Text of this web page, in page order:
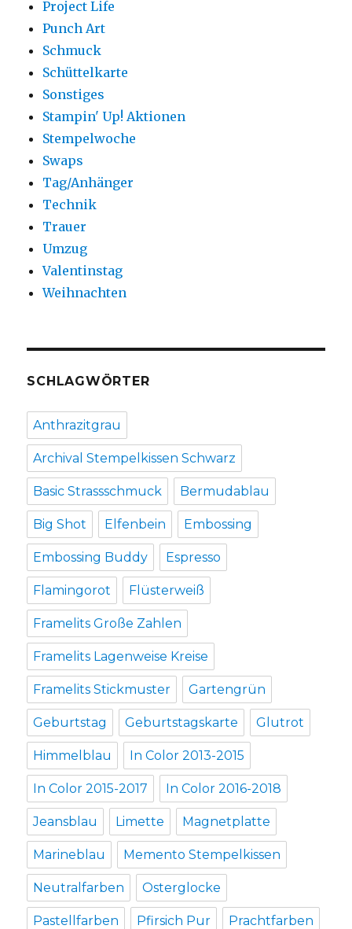
Project Life
Punch Art
Schmuck
Schüttelkarte
Sonstiges
Stampin' Up! Aktionen
Stempelwoche
Swaps
Tag/Anhänger
Technik
Trauer
Umzug
Valentinstag
Weihnachten
SCHLAGWÖRTER
Anthrazitgrau
Archival Stempelkissen Schwarz
Basic Strassschmuck Bermudablau
Big Shot Elfenbein Embossing
Embossing Buddy Espresso
Flamingorot Flüsterweiß
Framelits Große Zahlen
Framelits Lagenweise Kreise
Framelits Stickmuster Gartengrün
Geburtstag Geburtstagskarte Glutrot
Himmelblau In Color 2013-2015
In Color 2015-2017 In Color 2016-2018
Jeansblau Limette Magnetplatte
Marineblau Memento Stempelkissen
Neutralfarben Osterglocke
Pastellfarben Pfirsich Pur Prachtfarben